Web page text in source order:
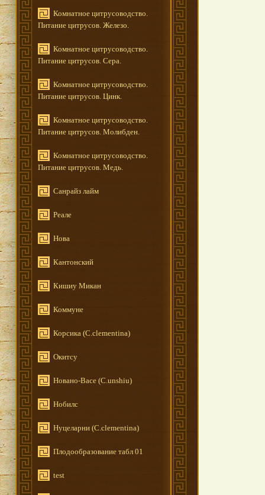
Комнатное цитрусоводство.
Питание цитрусов. Железо.
Комнатное цитрусоводство.
Питание цитрусов. Сера.
Комнатное цитрусоводство.
Питание цитрусов. Цинк.
Комнатное цитрусоводство.
Питание цитрусов. Молибден.
Комнатное цитрусоводство.
Питание цитрусов. Медь.
Санрайз лайм
Реале
Нова
Кантонский
Кишиу Микан
Коммуне
Корсика (C.clementina)
Окитсу
Новано-Васе (C.unshiu)
Нобилс
Нуцеларни (C.clementina)
Плодообразование табл 01
test